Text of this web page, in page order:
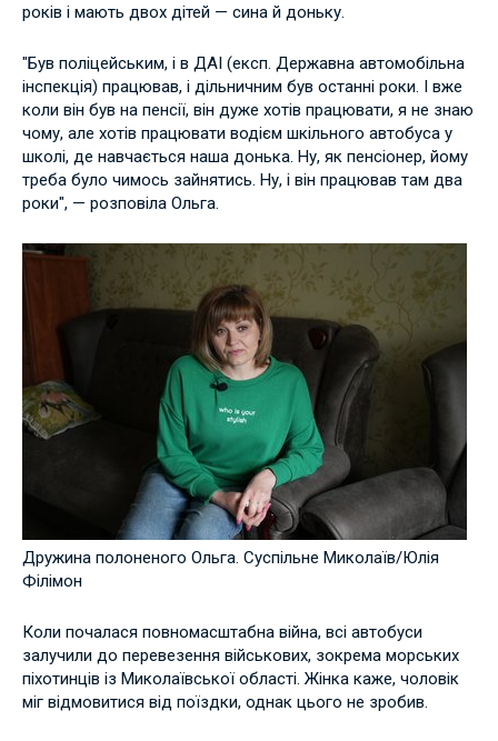
років і мають двох дітей — сина й доньку.
"Був поліцейським, і в ДАІ (експ. Державна автомобільна
інспекція) працював, і дільничним був останні роки. І вже
коли він був на пенсії, він дуже хотів працювати, я не знаю
чому, але хотів працювати водієм шкільного автобуса у
школі, де навчається наша донька. Ну, як пенсіонер, йому
треба було чимось зайнятись. Ну, і він працював там два
роки", — розповіла Ольга.
Дружина полоненого Ольга. Суспільне Миколаїв/Юлія
Філімон
Коли почалася повномасштабна війна, всі автобуси
залучили до перевезення військових, зокрема морських
піхотинців із Миколаївської області. Жінка каже, чоловік
міг відмовитися від поїздки, однак цього не зробив.